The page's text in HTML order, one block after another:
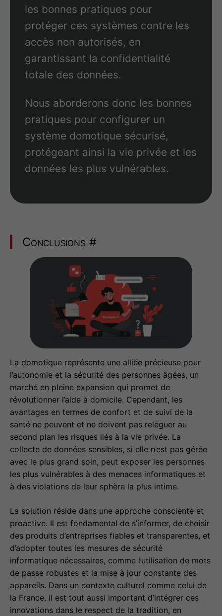
les bonnes pratiques pour
protéger ces systèmes contre les
accès non autorisés, en
garantissant la confidentialité
totale des données.
Nous aborderons donc les bonnes
pratiques pour configurer un
système domotique sécurisé,
protégeant ainsi la vie privée et les
données les plus vulnérables.
Conclusions #
La domotique représente une alliée précieuse pour
l’autonomie et la sécurité des personnes âgées, un
marché en pleine expansion qui promet de
révolutionner l’aide à domicile. Cependant, les
avantages en termes de confort et de suivi de la
santé ne peuvent et ne doivent pas reléguer au
second plan les risques liés à la vie privée. La
collecte de données sensibles, si elle n’est pas gérée
avec le plus grand soin, peut exposer les personnes
les plus vulnérables à des menaces informatiques et
à des violations de leur sphère la plus intime.
La solution réside dans une approche consciente et
proactive. Il est fondamental de s’informer, de choisir
des produits d’entreprises fiables et transparentes, et
d’adopter toutes les mesures de sécurité
informatique nécessaires, comme l’utilisation de mots
de passe robustes et la mise à jour constante des
appareils. Dans un contexte culturel comme celui de
la France, il est tout aussi important d’intégrer ces
innovations dans le respect de la tradition, en